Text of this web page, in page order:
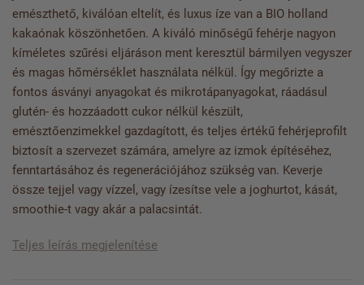
emészthető, kiválóan eltelít, és luxus íze van a BIO holland
kakaónak köszönhetően. A kiváló minőségű fehérje nagyon
kíméletes szűrési eljáráson ment keresztül bármilyen vegyszer
és magas hőmérséklet használata nélkül. Így megőrizte a
fontos ásványi anyagokat és mikrotápanyagokat, ráadásul
glutén- és hozzáadott cukor nélkül készült,
emésztőenzimekkel gazdagított, és teljes értékű fehérjeprofilt
biztosít a szervezet számára, amelyre az izmok építéséhez,
fenntartásához és regenerációjához szükség van. Keverje
össze tejjel vagy vízzel, vagy ízesítse vele a joghurtot, kását,
smoothie-t vagy akár a palacsintát.
Teljes leírás megjelenítése